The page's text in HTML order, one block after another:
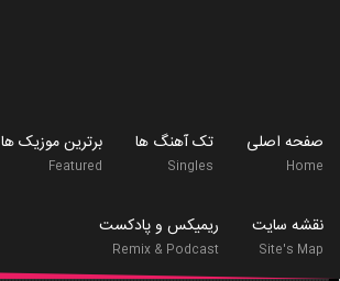
صفحه اصلی
Home
تک آهنگ ها
Singles
برترین موزیک ها
Featured
نقشه سایت
Site's Map
ریمیکس و پادکست
Remix & Podcast